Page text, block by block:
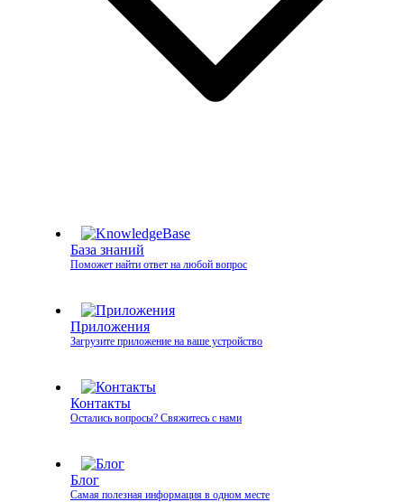
База знаний
Поможет найти ответ на любой вопрос
Приложения
Загрузите приложение на ваше устройство
Контакты
Остались вопросы? Свяжитесь с нами
Блог
Самая полезная информация в одном месте